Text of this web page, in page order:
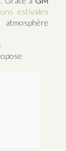
estivales